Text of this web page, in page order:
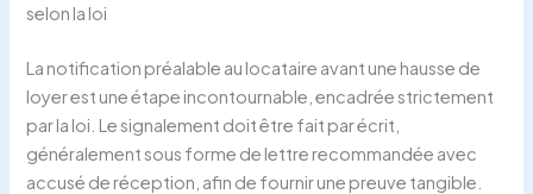
selon la loi
La notification préalable au locataire avant une hausse de
loyer est une étape incontournable, encadrée strictement
par la loi. Le signalement doit être fait par écrit,
généralement sous forme de lettre recommandée avec
accusé de réception, afin de fournir une preuve tangible.